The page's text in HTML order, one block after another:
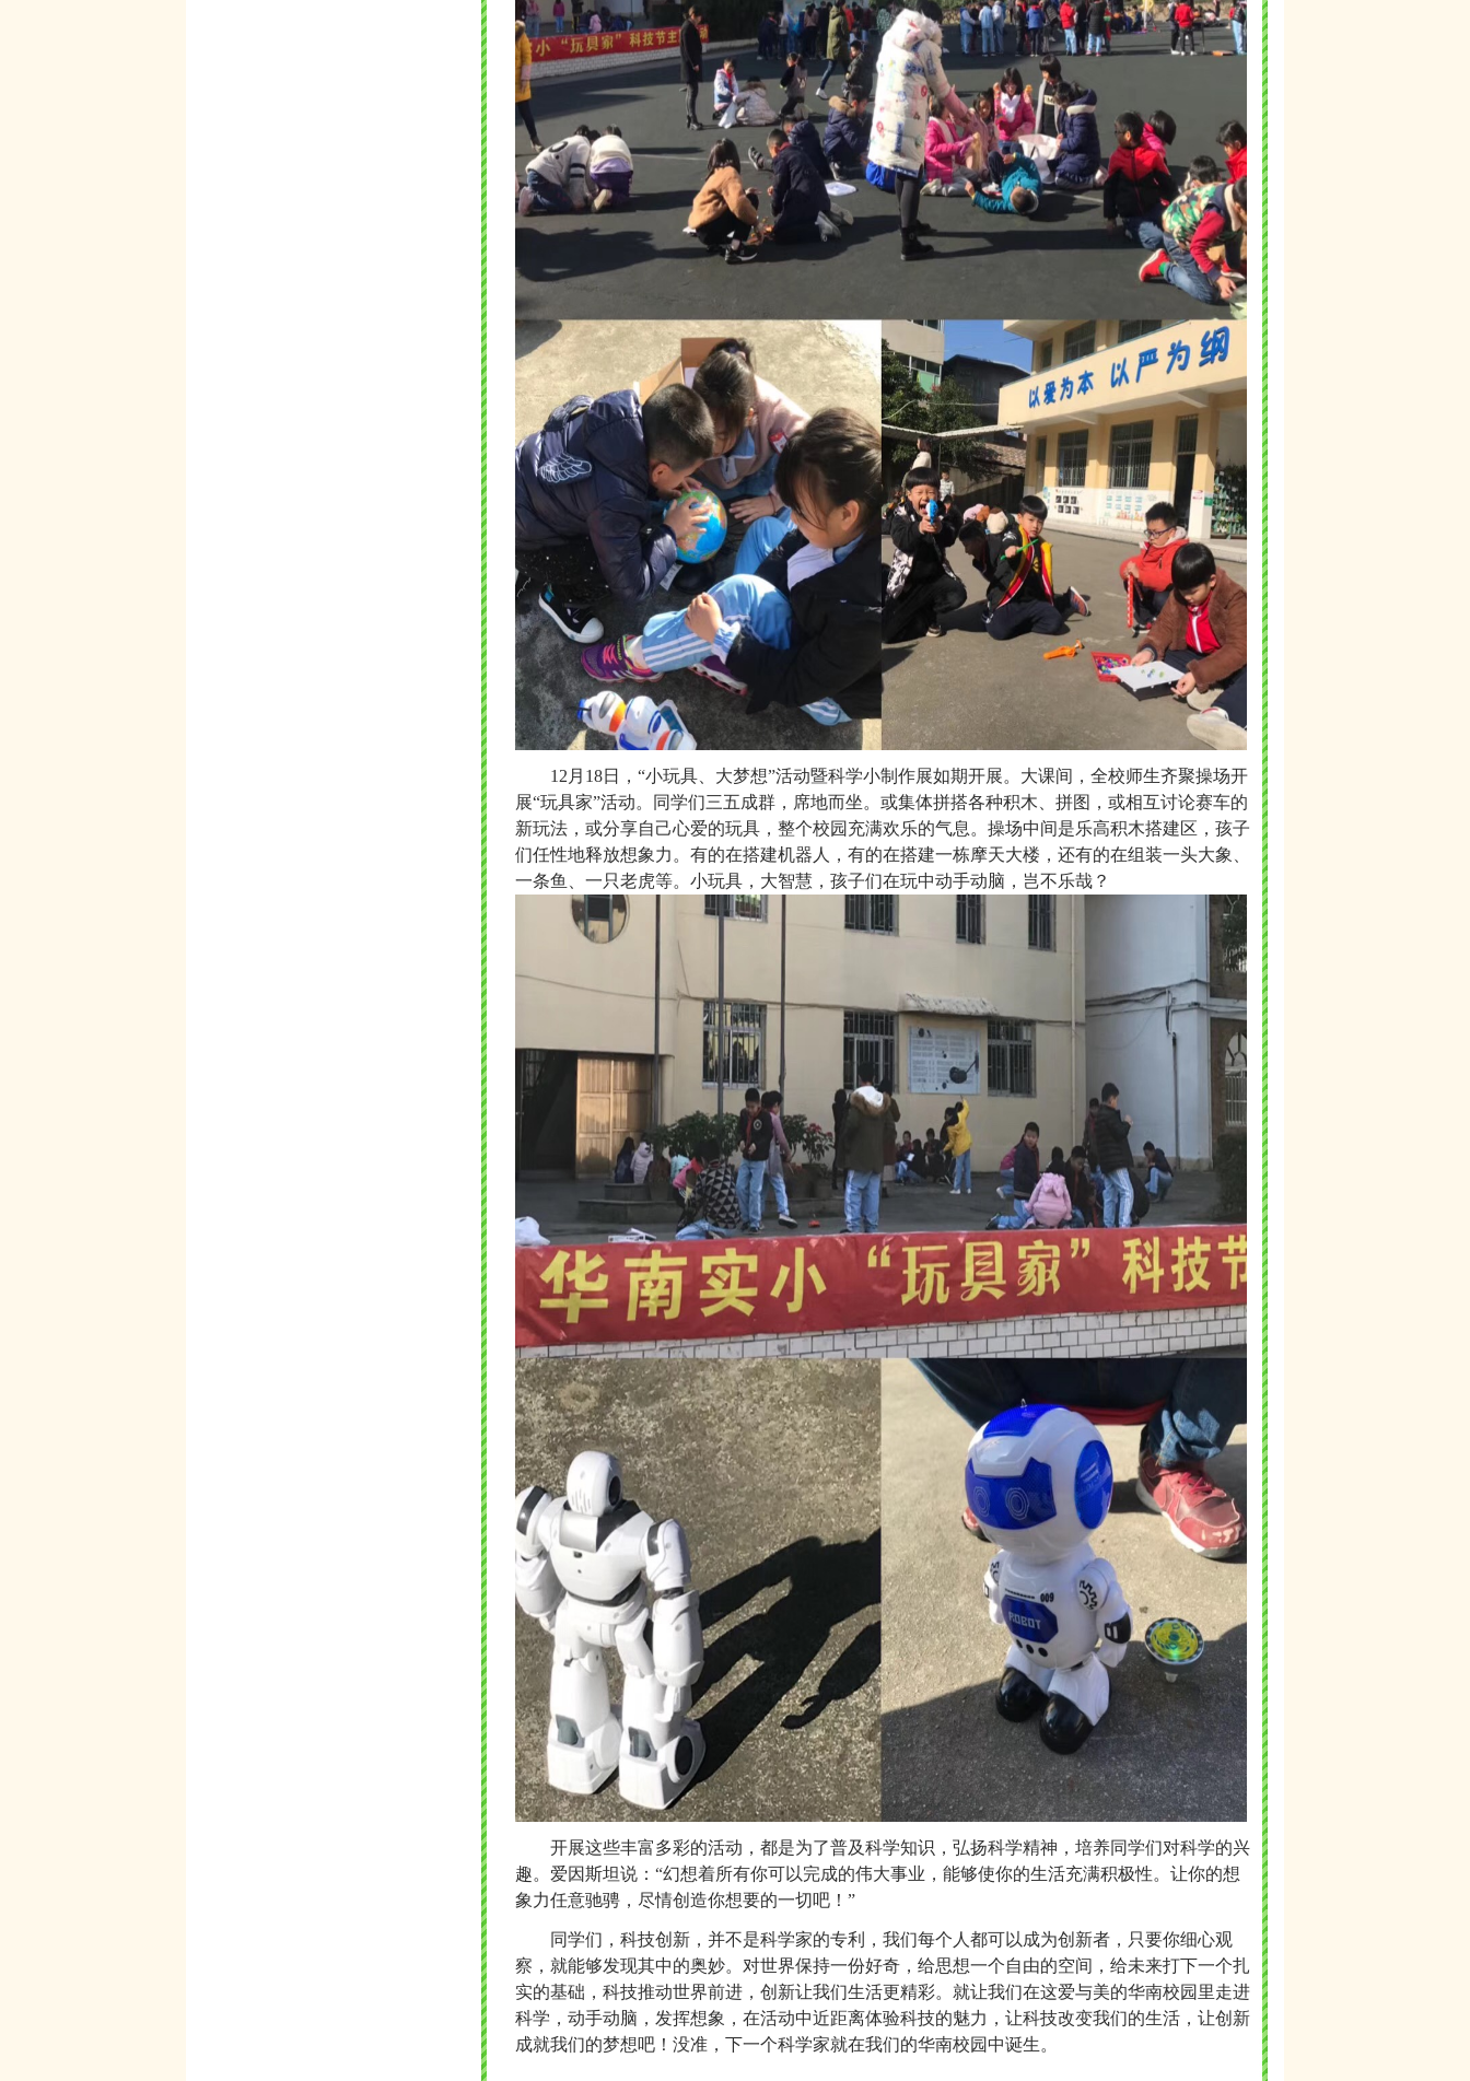
12月18日，“小玩具、大梦想”活动暨科学小制作展如期开展。大课间，全校师生齐聚操场开
展“玩具家”活动。同学们三五成群，席地而坐。或集体拼搭各种积木、拼图，或相互讨论赛车的
新玩法，或分享自己心爱的玩具，整个校园充满欢乐的气息。操场中间是乐高积木搭建区，孩子
们任性地释放想象力。有的在搭建机器人，有的在搭建一栋摩天大楼，还有的在组装一头大象、
一条鱼、一只老虎等。小玩具，大智慧，孩子们在玩中动手动脑，岂不乐哉？
开展这些丰富多彩的活动，都是为了普及科学知识，弘扬科学精神，培养同学们对科学的兴
趣。爱因斯坦说： “幻想着所有你可以完成的伟大事业，能够使你的生活充满积极性。让你的想
象力任意驰骋，尽情创造你想要的一切吧！ ”
同学们， 科技创新，并不是科学家的专利，我们每个人都可以成为创新者， 只要你细心观
察，就能够发现其中的奥妙。对世界保持一份好奇，给思想一个自由的空间，给未来打下一个扎
实的基础，科技推动世界前进，创新让我们生活更精彩。就让我们在这爱与美的华南校园里走进
科学， 动手动脑， 发挥想象，在活动中近距离体验科技的魅力 ，让科技改变我们的生活，让创新
成就我们的梦想吧！没准，下一个科学家就在我们的华南校园中诞生。